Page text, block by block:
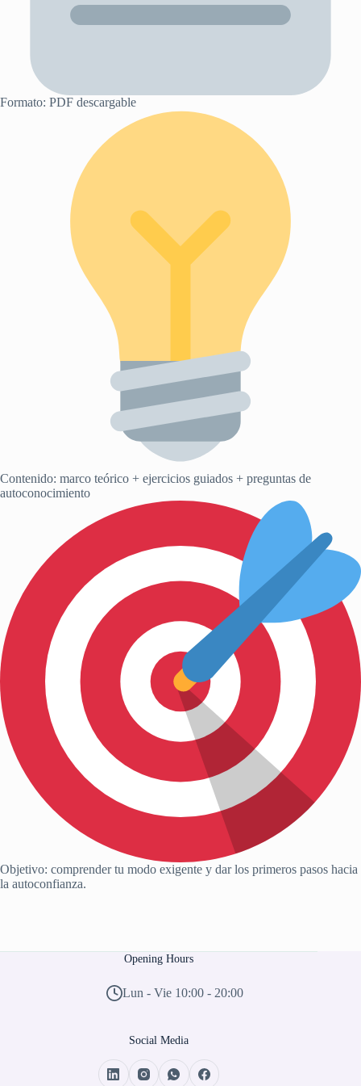
Formato: PDF descargable
Contenido: marco teórico + ejercicios guiados + preguntas de
autoconocimiento
Objetivo: comprender tu modo exigente y dar los primeros pasos hacia
la autoconfianza.
Opening Hours
Lun - Vie 10:00 - 20:00
Social Media